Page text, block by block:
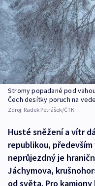
Stromy popadané pod
Čech desítky poruch na
Zdroj: Radek Petrášek/ČTK
Husté sněžení a vítr
republikou,
neprůjezdný je
Jáchymova,
od světa. Pro